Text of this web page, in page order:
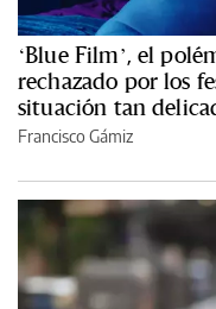
‘Blue Film’, el
rechazado por los
situación tan
Francisco Gámiz